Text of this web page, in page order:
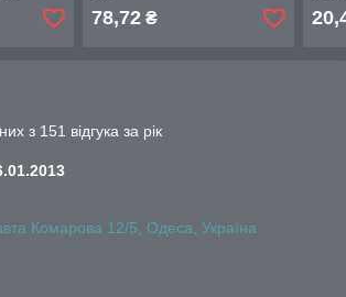
78,72₴
з 151 відгука за рік
Комарова 12/5, Одеса, Україна